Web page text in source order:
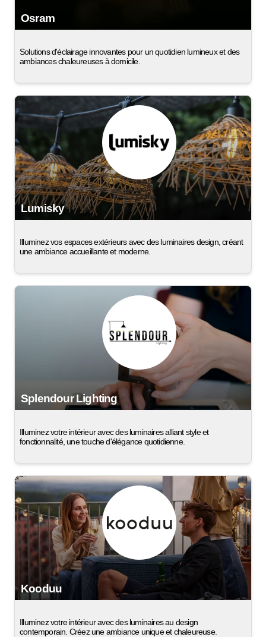
Osram
Solutions d'éclairage innovantes pour un quotidien lumineux et des
ambiances chaleureuses à domicile.
Lumisky
Illuminez vos espaces extérieurs avec des luminaires design, créant
une ambiance accueillante et moderne.
Splendour Lighting
Illuminez votre intérieur avec des luminaires alliant style et
fonctionnalité, une touche d'élégance quotidienne.
Kooduu
Illuminez votre intérieur avec des luminaires au design
contemporain. Créez une ambiance unique et chaleureuse.